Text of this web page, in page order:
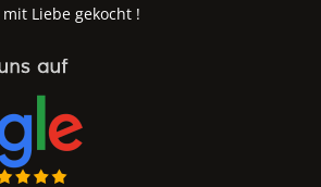
Liebe gekocht !